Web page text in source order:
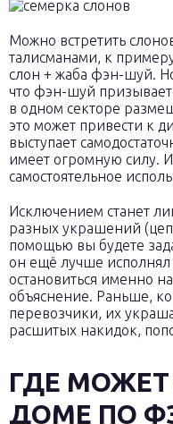
Можно встретить
талисманами, к
слон + жаба фэн-шуй.
что фэн-шуй
в одном секторе
это может привести к
выступает
имеет огромную силу.
самостоятельное
Исключением станет
разных украшений
помощью вы будете
он ещё лучше исполнял
остановиться именно
объяснение. Раньше,
перевозчики, их
расшитых накидок,
ГДЕ МОЖЕТ
ДОМЕ ПО